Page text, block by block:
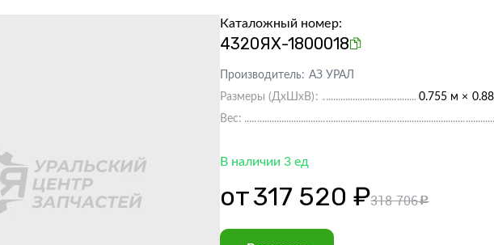
Каталожный номер:
4320ЯХ-1800018
Производитель: АЗ УРАЛ
Размеры (ДхШхВ):
0.755 м ×
Вес:
В наличии 3 ед
от317 520 ₽318 706c